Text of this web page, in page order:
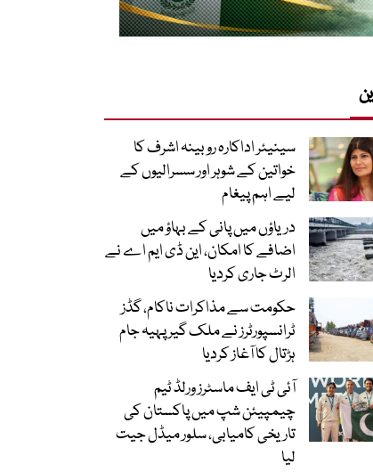
سینیئر اداکارہ روبینہ اشرف کا
خواتین کے شوہر اور سسرالیوں کے
لیے اہم پیغام
دریاؤں میں پانی کے بہاؤ میں
اضافے کا امکان، این ڈی ایم اے نے
الرٹ جاری کردیا
حکومت سے مذاکرات ناکام، گڈز
ٹرانسپورٹرز نے ملک گیر پہیہ جام
ہڑتال کا آغاز کردیا
آئی ٹی ایف ماسٹرز ورلڈ ٹیم
چیمپیئن شپ میں پاکستان کی
تاریخی کامیابی، سلور میڈل جیت
لیا